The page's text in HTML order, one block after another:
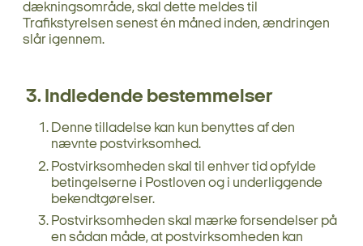
dækningsområde, skal dette meldes til
Trafikstyrelsen senest én måned inden, ændringen
slår igennem.
3. Indledende bestemmelser
Denne tilladelse kan kun benyttes af den
nævnte postvirksomhed.
Postvirksomheden skal til enhver tid opfylde
betingelserne i Postloven og i underliggende
bekendtgørelser.
Postvirksomheden skal mærke forsendelser på
en sådan måde, at postvirksomheden kan